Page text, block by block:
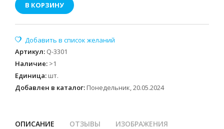
В КОРЗИНУ
Артикул: Q-3301
Наличие: >1
Единица: шт.
Добавлен в каталог: Понедельник, 20.05.2024
ОПИСАНИЕ ОТЗЫВЫ ИЗОБРАЖЕНИЯ